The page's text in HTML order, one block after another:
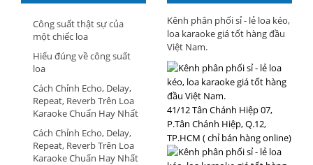
HÀNG
Công suất thật sự của
một chiếc loa
Hiểu đúng về công suất
loa
Cách Chỉnh Echo, Delay,
Repeat, Reverb Trên Loa
Karaoke Chuẩn Hay Nhất
Cách Chỉnh Echo, Delay,
Repeat, Reverb Trên Loa
Karaoke Chuẩn Hay Nhất
Kênh phân phối sỉ - lẻ loa kéo,
loa karaoke giá tốt hàng đầu
Việt Nam.
41/12 Tân Chánh Hiệp 07,
P.Tân Chánh Hiệp, Q.12,
TP.HCM ( chỉ bán hàng online)